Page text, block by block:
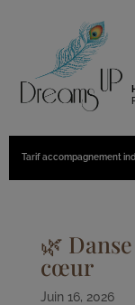
Tarif accompagnement
🌿
cœur
Juin 16, 2026